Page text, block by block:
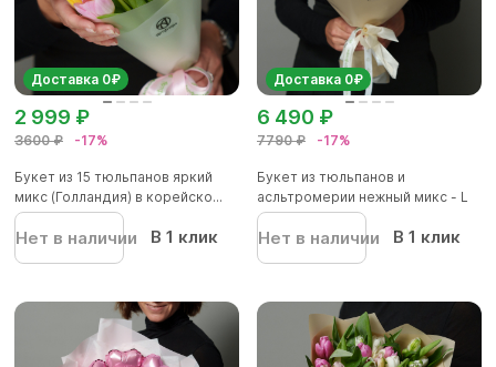
Доставка 0₽
3600 ₽ -17%
2 999 ₽
Букет из 15 тюльпанов яркий
микс (Голландия) в корейско...
Нет в наличии В 1 клик
Доставка 0₽
7790 ₽ -17%
6 490 ₽
Букет из тюльпанов и
асльтромерии нежный микс - L
Нет в наличии В 1 клик